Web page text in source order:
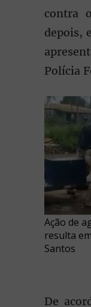
contra
depois,
Polícia
Ação de
resulta
Santos
De